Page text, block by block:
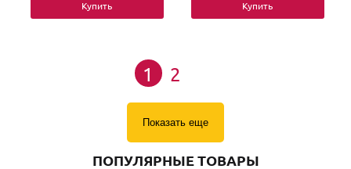
Купить Купить
1 2
Показать еще
ПОПУЛЯРНЫЕ ТОВАРЫ